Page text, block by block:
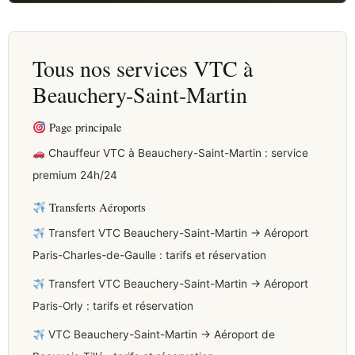
Tous nos services VTC à
Beauchery-Saint-Martin
Page principale
Chauffeur VTC à Beauchery-Saint-Martin : service
premium 24h/24
Transferts Aéroports
Transfert VTC Beauchery-Saint-Martin → Aéroport
Paris-Charles-de-Gaulle : tarifs et réservation
Transfert VTC Beauchery-Saint-Martin → Aéroport
Paris-Orly : tarifs et réservation
VTC Beauchery-Saint-Martin → Aéroport de